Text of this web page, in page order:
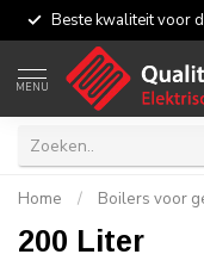
Beste kwaliteit voor
MENU
Home / Boilers voor
200 Liter